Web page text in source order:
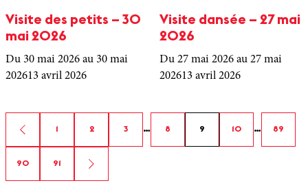
Visite des petits – 30
mai 2026
Du 30 mai 2026 au 30 mai
202613 avril 2026
Visite dansée – 27 mai
2026
Du 27 mai 2026 au 27 mai
202613 avril 2026
1 2 3 … 8 9 10 … 89
90 91